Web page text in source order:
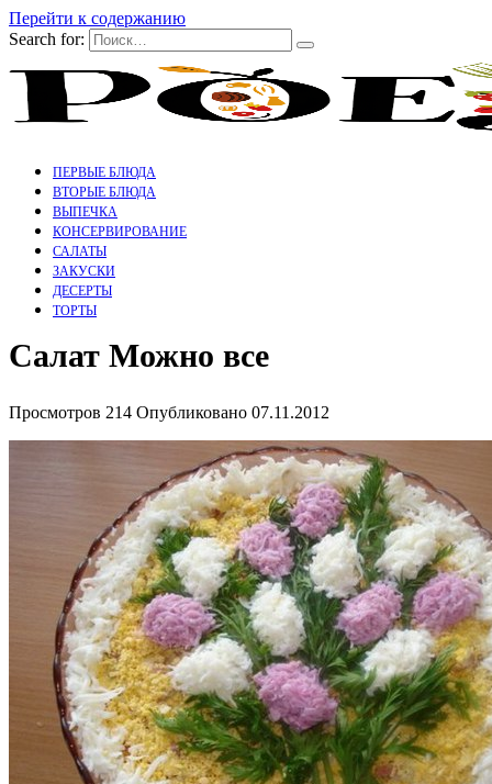
Перейти к содержанию
Search for:
ПЕРВЫЕ БЛЮДА
ВТОРЫЕ БЛЮДА
ВЫПЕЧКА
КОНСЕРВИРОВАНИЕ
САЛАТЫ
ЗАКУСКИ
ДЕСЕРТЫ
ТОРТЫ
Салат Можно все
Просмотров 214 Опубликовано 07.11.2012